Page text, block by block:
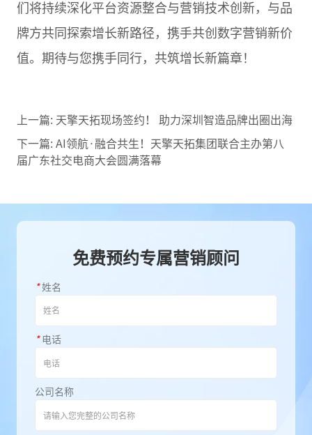
们将持续深化平台资源整合与营销技术创新，与品
牌方共同探索增长新路径，携手共创数字营销新价
值。期待与您携手同行，共筑增长新篇章！
上一篇: 天擎天拓现场签约！ 助力深圳智造品牌出圈出海
下一篇:AI领航·融合共生！天擎天拓集团联合主办第八
届广东社交电商大会圆满落幕
免费预约专属营销顾问
*姓名
*电话
公司名称